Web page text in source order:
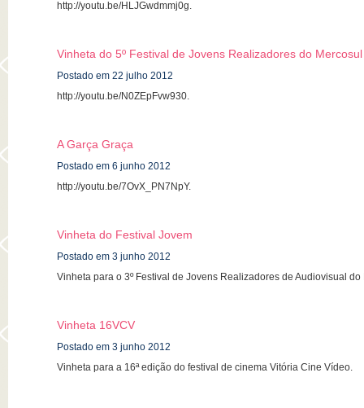
http://youtu.be/HLJGwdmmj0g.
Vinheta do 5º Festival de Jovens Realizadores do
Postado em 22 julho 2012
http://youtu.be/N0ZEpFvw930.
A Garça Graça
Postado em 6 junho 2012
http://youtu.be/7OvX_PN7NpY.
Vinheta do Festival Jovem
Postado em 3 junho 2012
Vinheta para o 3º Festival de Jovens Realizadores de Audiovisual do
Vinheta 16VCV
Postado em 3 junho 2012
Vinheta para a 16ª edição do festival de cinema Vitória Cine Vídeo.